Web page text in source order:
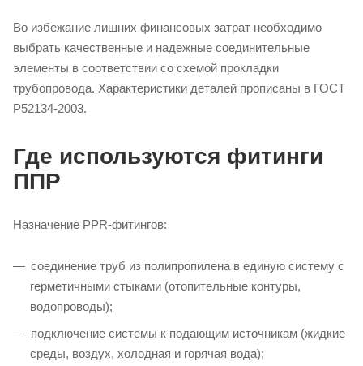
Во избежание лишних финансовых затрат необходимо
выбрать качественные и надежные соединительные
элементы в соответствии со схемой прокладки
трубопровода. Характеристики деталей прописаны в ГОСТ
Р52134-2003.
Где используются фитинги
ППР
Назначение PPR-фитингов:
соединение труб из полипропилена в единую систему с
герметичными стыками (отопительные контуры,
водопроводы);
подключение системы к подающим источникам (жидкие
среды, воздух, холодная и горячая вода);